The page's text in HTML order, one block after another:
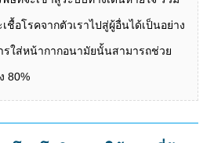
ชื้อโรคจากตัวเราไปสู่ผู้อื่นได้เป็นอย่าง
รใส่หน้ากากอนามัยนั้นสามารถช่วย
80%